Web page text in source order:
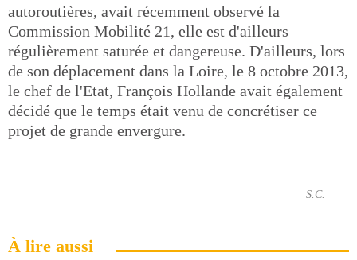
autoroutières, avait récemment observé la
Commission Mobilité 21, elle est d'ailleurs
régulièrement saturée et dangereuse. D'ailleurs, lors
de son déplacement dans la Loire, le 8 octobre 2013,
le chef de l'Etat, François Hollande avait également
décidé que le temps était venu de concrétiser ce
projet de grande envergure.
S.C.
À lire aussi